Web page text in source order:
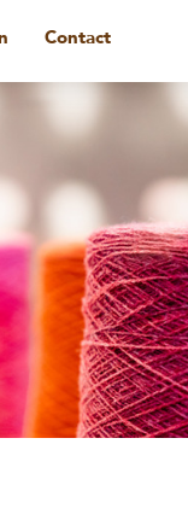
Contact